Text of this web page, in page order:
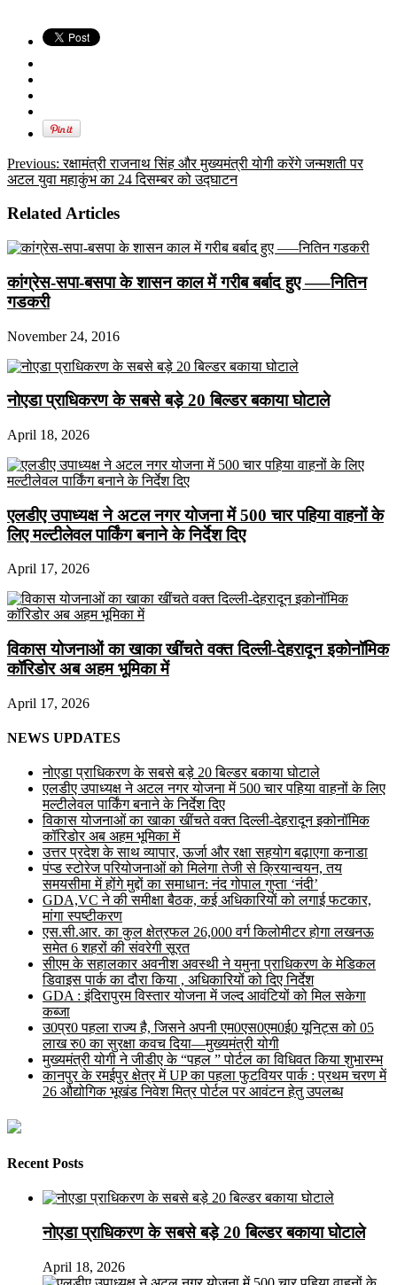
Previous: रक्षामंत्री राजनाथ सिंह और मुख्यमंत्री योगी करेंगे जन्मशती पर
अटल युवा महाकुंभ का 24 दिसम्बर को उद्घाटन
Related Articles
कांग्रेस-सपा-बसपा के शासन काल में गरीब बर्बाद हुए —–नितिन
गडकरी
November 24, 2016
नोएडा प्राधिकरण के सबसे बड़े 20 बिल्डर बकाया घोटाले
April 18, 2026
एलडीए उपाध्यक्ष ने अटल नगर योजना में 500 चार पहिया वाहनों के
लिए मल्टीलेवल पार्किंग बनाने के निर्देश दिए
April 17, 2026
विकास योजनाओं का खाका खींचते वक्त दिल्ली-देहरादून इकोनॉमिक
कॉरिडोर अब अहम भूमिका में
April 17, 2026
NEWS UPDATES
नोएडा प्राधिकरण के सबसे बड़े 20 बिल्डर बकाया घोटाले
एलडीए उपाध्यक्ष ने अटल नगर योजना में 500 चार पहिया वाहनों के लिए
मल्टीलेवल पार्किंग बनाने के निर्देश दिए
विकास योजनाओं का खाका खींचते वक्त दिल्ली-देहरादून इकोनॉमिक
कॉरिडोर अब अहम भूमिका में
उत्तर प्रदेश के साथ व्यापार, ऊर्जा और रक्षा सहयोग बढ़ाएगा कनाडा
पंप्ड स्टोरेज परियोजनाओं को मिलेगा तेजी से क्रियान्वयन, तय
समयसीमा में होंगे मुद्दों का समाधान: नंद गोपाल गुप्ता ‘नंदी’
GDA,VC ने की समीक्षा बैठक, कई अधिकारियों को लगाई फटकार,
मांगा स्पष्टीकरण
एस.सी.आर. का कुल क्षेत्रफल 26,000 वर्ग किलोमीटर होगा लखनऊ
समेत 6 शहरों की संवरेगी सूरत
सीएम के सहालकार अवनीश अवस्थी ने यमुना प्राधिकरण के मेडिकल
डिवाइस पार्क का दौरा किया , अधिकारियों को दिए निर्देश
GDA : इंदिरापुरम विस्तार योजना में जल्द आवंटियों को मिल सकेगा
कब्जा
उ0प्र0 पहला राज्य है, जिसने अपनी एम0एस0एम0ई0 यूनिट्स को 05
लाख रु0 का सुरक्षा कवच दिया—मुख्यमंत्री योगी
मुख्यमंत्री योगी ने जीडीए के “पहल ” पोर्टल का विधिवत किया शुभारम्भ
कानपुर के रमईपुर क्षेत्र में UP का पहला फुटवियर पार्क : प्रथम चरण में
26 औद्योगिक भूखंड निवेश मित्र पोर्टल पर आवंटन हेतु उपलब्ध
Recent Posts
नोएडा प्राधिकरण के सबसे बड़े 20 बिल्डर बकाया घोटाले
April 18, 2026